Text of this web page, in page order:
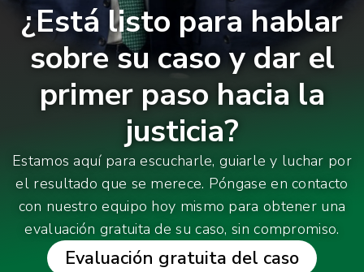
¿Está listo para hablar
sobre su caso y dar el
primer paso hacia la
justicia?
Estamos aquí para escucharle, guiarle y luchar por
el resultado que se merece. Póngase en contacto
con nuestro equipo hoy mismo para obtener una
evaluación gratuita de su caso, sin compromiso.
Evaluación gratuita del caso